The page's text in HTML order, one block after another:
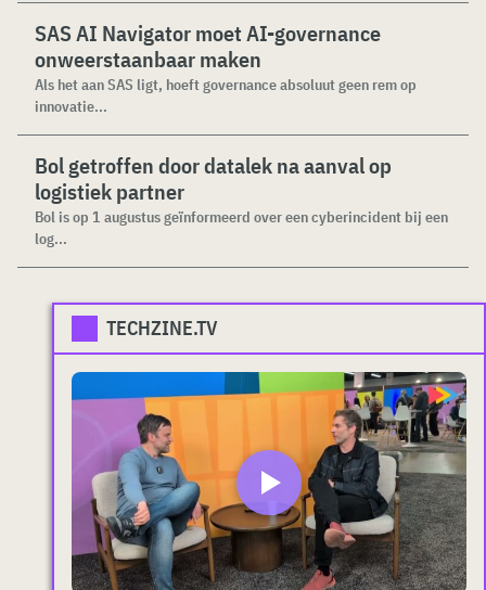
SAS AI Navigator moet AI-governance
onweerstaanbaar maken
Als het aan SAS ligt, hoeft governance absoluut geen rem op
innovatie...
Bol getroffen door datalek na aanval op
logistiek partner
Bol is op 1 augustus geïnformeerd over een cyberincident bij een
log...
TECHZINE.TV